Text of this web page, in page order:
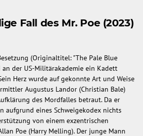
Fall des Mr. Poe (2023)
(Originaltitel: "The Pale Blue
an der US-Militärakademie ein Kadett
Herz wurde auf gekonnte Art und Weise
Augustus Landor (Christian Bale)
des Mordfalles betraut. Da er
aufgrund eines Schweigekodex nichts
von einem exzentrischen
Poe (Harry Melling). Der junge Mann